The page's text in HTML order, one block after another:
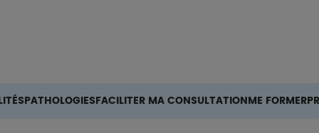
PATHOLOGIES FACILITER MA CONSULTATION ME FORMER